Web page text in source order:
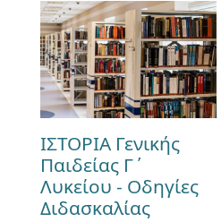
ΙΣΤΟΡΙΑ Γενικής
Παιδείας Γ΄
Λυκείου - Οδηγίες
Διδασκαλίας